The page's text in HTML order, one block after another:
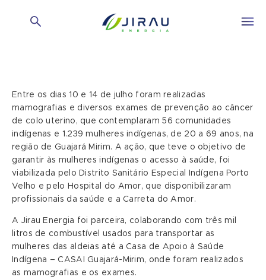
Entre os dias 10 e 14 de julho foram realizadas
mamografias e diversos exames de prevenção ao câncer
de colo uterino, que contemplaram 56 comunidades
indígenas e 1.239 mulheres indígenas, de 20 a 69 anos, na
região de Guajará Mirim. A ação, que teve o objetivo de
garantir às mulheres indígenas o acesso à saúde, foi
viabilizada pelo Distrito Sanitário Especial Indígena Porto
Velho e pelo Hospital do Amor, que disponibilizaram
profissionais da saúde e a Carreta do Amor.
A Jirau Energia foi parceira, colaborando com três mil
litros de combustível usados para transportar as
mulheres das aldeias até a Casa de Apoio à Saúde
Indígena – CASAI Guajará-Mirim, onde foram realizados
as mamografias e os exames.